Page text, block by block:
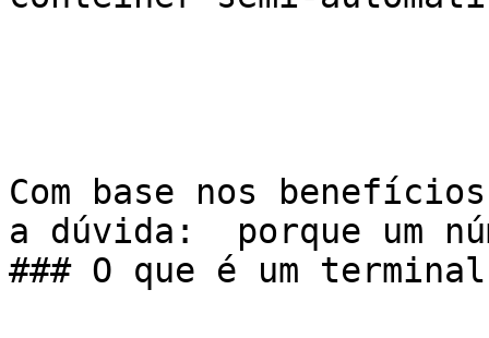
Com base nos
a dúvida:  porque um
### O que é um